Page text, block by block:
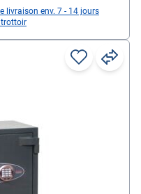
livraison env. 7 - 14 jours
trottoir